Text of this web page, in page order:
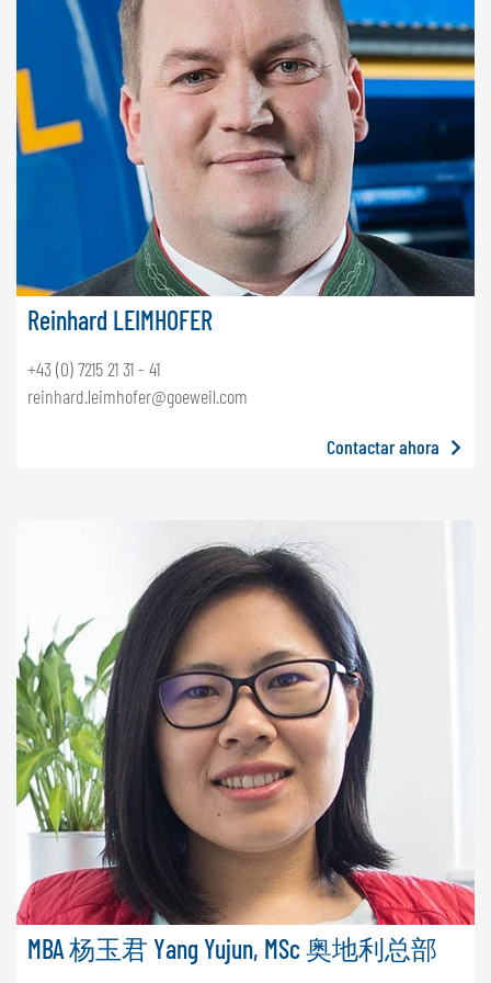
Reinhard LEIMHOFER
+43 (0) 7215 21 31 - 41
reinhard.leimhofer@goeweil.com
Contactar ahora
MBA 杨玉君 Yang Yujun, MSc 奥地利总部